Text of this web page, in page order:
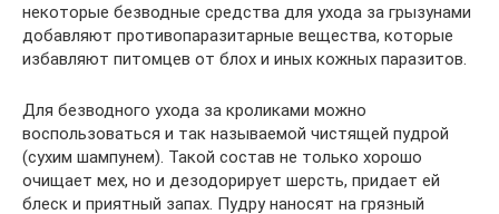
некоторые безводные средства для ухода за грызунами
добавляют противопаразитарные вещества, которые
избавляют питомцев от блох и иных кожных паразитов.
Для безводного ухода за кроликами можно
воспользоваться и так называемой чистящей пудрой
(сухим шампунем). Такой состав не только хорошо
очищает мех, но и дезодорирует шерсть, придает ей
блеск и приятный запах. Пудру наносят на грязный